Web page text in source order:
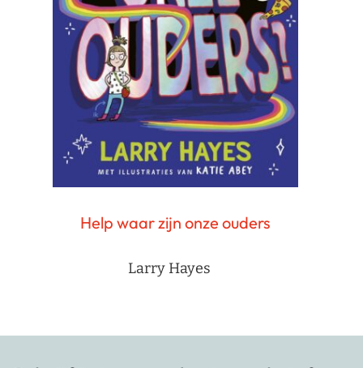
Help waar zijn onze ouders
Larry Hayes